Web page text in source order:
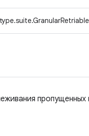
пропущенных